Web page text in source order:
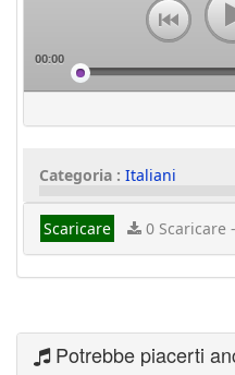
00:00
Categoria : Italiani
Scaricare 0 Scaricare -
Potrebbe piacerti